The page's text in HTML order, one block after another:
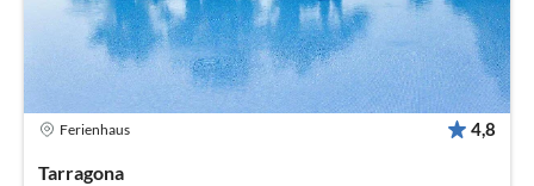
Ferienhaus 4,8
Tarragona